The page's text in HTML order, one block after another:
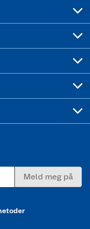
Meld meg på